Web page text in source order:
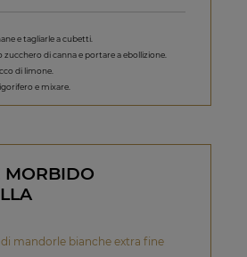
e tagliarle a cubetti.
zucchero di canna e portare a ebollizione.
di limone.
e mixare.
MORBIDO
di mandorle bianche extra fine